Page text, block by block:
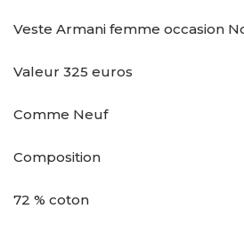
Veste Armani femme occasion
Valeur 325 euros
Comme Neuf
Composition
72 % coton